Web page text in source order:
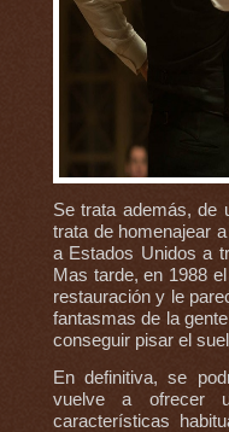
Se trata además, de
trata de homenajear
a Estados Unidos a
Mas tarde, en 1988
restauración y le
fantasmas de la
conseguir pisar el
En definitiva, se
vuelve a ofrecer
características